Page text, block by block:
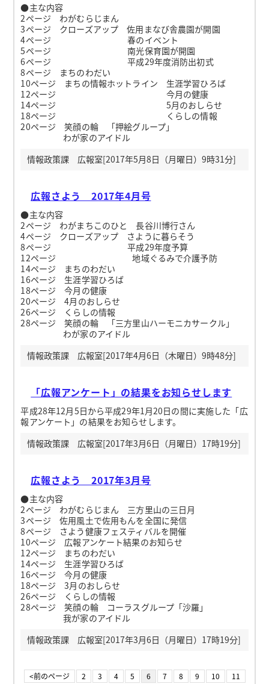
●主な内容
2ページ わがむらじまん
3ページ クローズアップ 佐用まなび舎農園が開園
4ページ 春のイベント
5ページ 南光保育園が開園
6ページ 平成29年度消防出初式
8ページ まちのわだい
10ページ まちの情報ホットライン 生涯学習ひろば
12ページ 今月の健康
14ページ 5月のおしらせ
18ページ くらしの情報
20ページ 笑顔の輪 「押絵グループ」
わが家のアイドル
情報政策課 広報室[2017年5月8日（月曜日）9時31分]
広報さよう 2017年4月号
●主な内容
2ページ わがまちこのひと 長谷川博行さん
4ページ クローズアップ さように暮らそう
8ページ 平成29年度予算
12ページ 地域ぐるみで介護予防
14ページ まちのわだい
16ページ 生涯学習ひろば
18ページ 今月の健康
20ページ 4月のおしらせ
26ページ くらしの情報
28ページ 笑顔の輪 「三方里山ハーモニカサークル」
わが家のアイドル
情報政策課 広報室[2017年4月6日（木曜日）9時48分]
「広報アンケート」の結果をお知らせします
平成28年12月5日から平成29年1月20日の間に実施した「広
報アンケート」の結果をお知らせします。
情報政策課 広報室[2017年3月6日（月曜日）17時19分]
広報さよう 2017年3月号
●主な内容
2ページ わがむらじまん 三方里山の三日月
3ページ 佐用風土で佐用もんを全国に発信
8ページ さよう健康フェスティバルを開催
10ページ 広報アンケート結果のお知らせ
12ページ まちのわだい
14ページ 生涯学習ひろば
16ページ 今月の健康
18ページ 3月のおしらせ
26ページ くらしの情報
28ページ 笑顔の輪 コーラスグループ「沙羅」
我が家のアイドル
情報政策課 広報室[2017年3月6日（月曜日）17時19分]
<前のページ 2 3 4 5 6 7 8 9 10
11